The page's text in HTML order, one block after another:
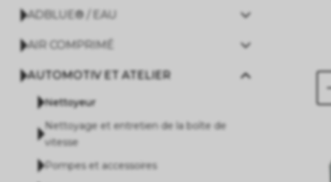
ADBLUE® / EAU
AIR COMPRIMÉ
AUTOMOTIV ET ATELIER
Nettoyeur
Nettoyage et entretien de la boîte de
vitesse
Pompes et accessoires